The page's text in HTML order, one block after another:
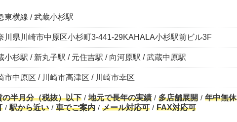
東横線 / 武蔵小杉駅
川県川崎市中原区小杉町3-441-29KAHALA小杉駅前ビル3F
小杉駅 / 新丸子駅 / 元住吉駅 / 向河原駅 / 武蔵中原駅
市中原区 / 川崎市高津区 / 川崎市幸区
半月分（税抜）以下 地元で長年の実績 多店舗展開
年中無休
駅から近い 車でご案内 メール対応可 FAX対応可